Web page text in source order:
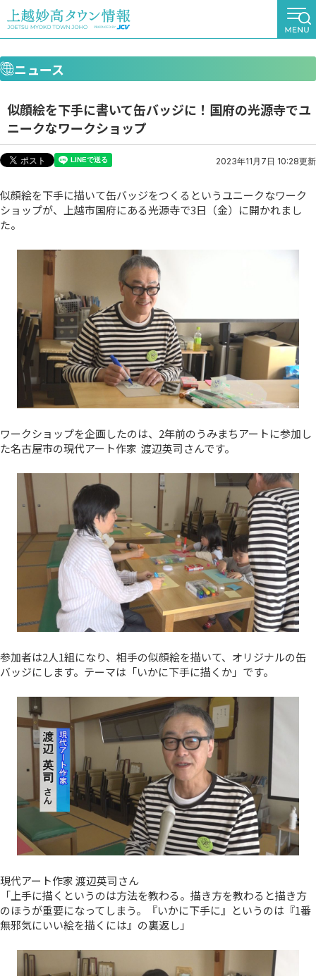
ニュース
似顔絵を下手に書いて缶バッジに！国府の光源寺でユ
ニークなワークショップ
2023年11月7日 10:28更新
似顔絵を下手に描いて缶バッジをつくるというユニークなワーク
ショップが、上越市国府にある光源寺で3日（金）に開かれまし
た。
ワークショップを企画したのは、2年前のうみまちアートに参加し
た名古屋市の現代アート作家 渡辺英司さんです。
参加者は2人1組になり、相手の似顔絵を描いて、オリジナルの缶
バッジにします。テーマは「いかに下手に描くか」です。
現代アート作家 渡辺英司さん
「上手に描くというのは方法を教わる。描き方を教わると描き方
のほうが重要になってしまう。『いかに下手に』というのは『1番
無邪気にいい絵を描くには』の裏返し」